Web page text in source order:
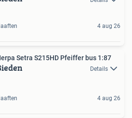
4 aug 26
Setra S215HD Pfeiffer bus 1:87
Details
4 aug 26